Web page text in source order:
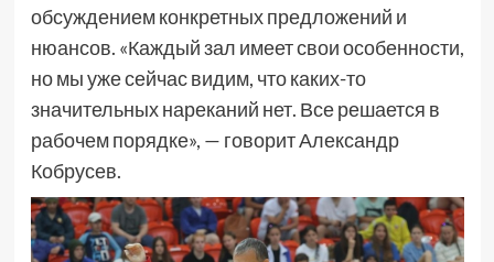
обсуждением конкретных предложений и
нюансов. «Каждый зал имеет свои особенности,
но мы уже сейчас видим, что каких-то
значительных нареканий нет. Все решается в
рабочем порядке», — говорит Александр
Кобрусев.